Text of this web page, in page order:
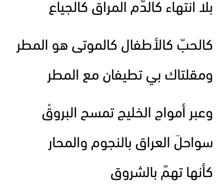
بلا انتهاء كالدَّم المراق كالجياع
كالحبّ كالأطفال كالموتى هو المطر
ومقلتاك بي تطيفان مع المطر
وعبر أمواج الخليج تمسح البروقْ
سواحلَ العراق بالنجوم والمحار
كأنها تهمّ بالشروق